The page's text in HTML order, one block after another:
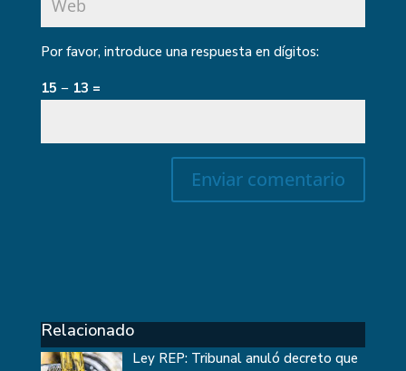
Por favor, introduce una respuesta en dígitos:
15 − 13 =
Relacionado
Ley REP: Tribunal anuló decreto que